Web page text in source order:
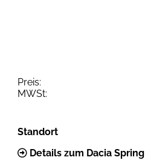
Preis:
MWSt:
Standort
Details zum Dacia